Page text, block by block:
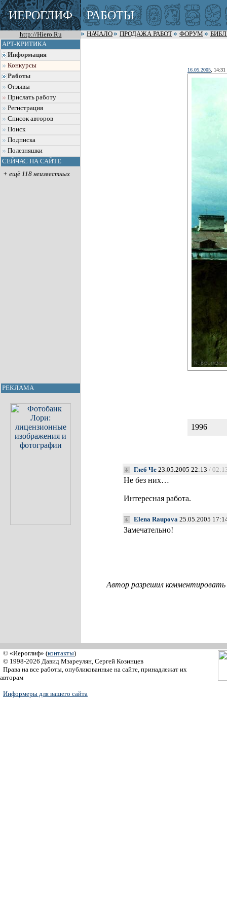
ИЕРОГЛИФ РАБОТЫ
http://Hiero.Ru НАЧАЛО ПРОДАЖА РАБОТ ФОРУМ
АРТ-КРИТИКА
Информация
Конкурсы
Работы
Отзывы
Прислать работу
Регистрация
Список авторов
Поиск
Подписка
Полезняшки
СЕЙЧАС НА САЙТЕ
+ ещё 118 неизвестных
РЕКЛАМА
16.05.2005 , 14:31
1996
Глеб Че 23.05.2005 22:13 /
Не без них…
Интересная работа.
Elena Raupova 25.05.2005
Замечательно!
Автор разрешил
© «Иероглиф» (контакты)
© 1998-2026 Давид Мзареулян, Сергей Козинцев
Права на все работы, опубликованные на сайте, принадлежат их
авторам
Информеры для вашего сайта